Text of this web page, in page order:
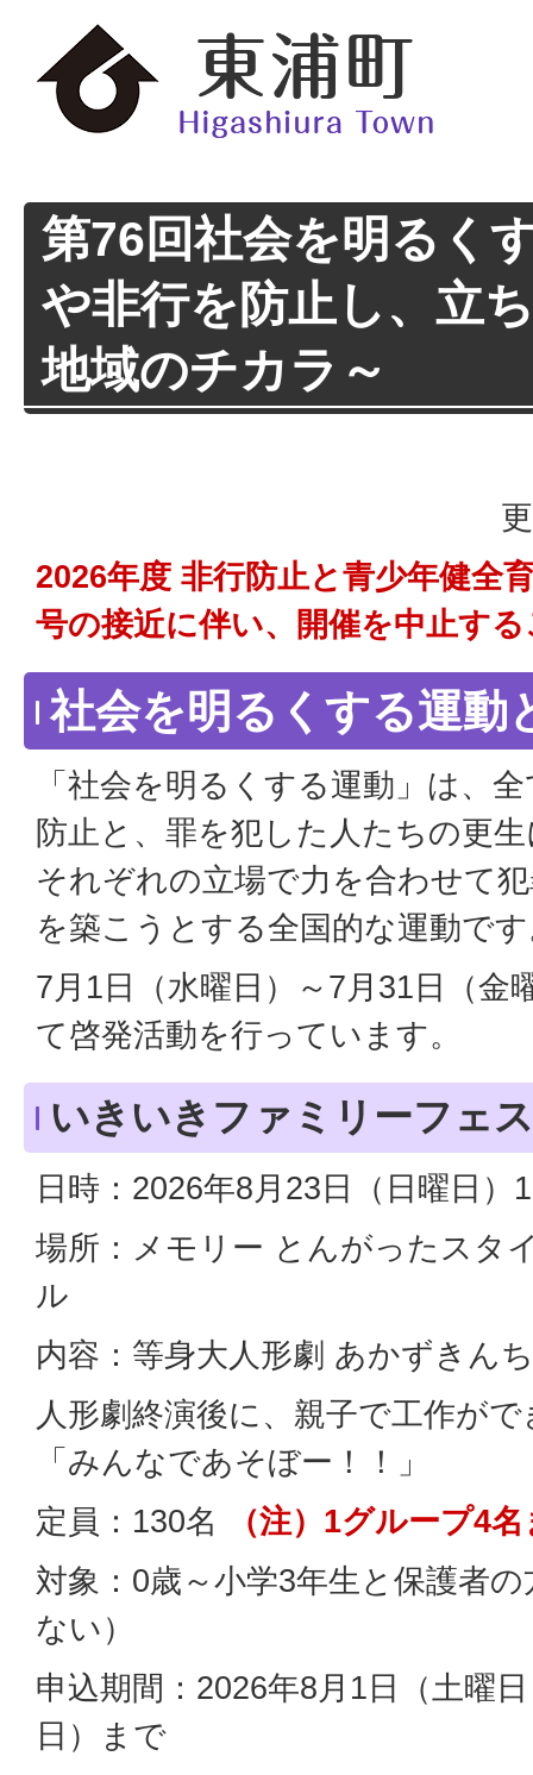
第76回社会を明るく
や非行を防止し、立
地域のチカラ～
2026年度 非行防止と青少年健全
号の接近に伴い、開催を中止す
社会を明るくする運動
「社会を明るくする運動」は、
防止と、罪を犯した人たちの更
それぞれの立場で力を合わせて
を築こうとする全国的な運動で
7月1日（水曜日）～7月31日（金
て啓発活動を行っています。
いきいきファミリーフェ
日時：2026年8月23日（日曜日）
場所：メモリー とんがったスタ
ル
内容：等身大人形劇 あかずきん
人形劇終演後に、親子で工作が
「みんなであそぼー！！」
定員：130名
（注）1グループ4
対象：0歳～小学3年生と保護者
ない）
申込期間：2026年8月1日（土曜
日）まで